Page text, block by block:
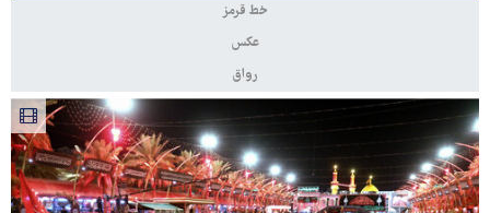
خط قرمز
عکس
رواق